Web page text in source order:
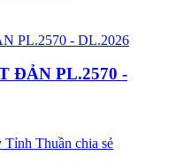
ĐẢN PL.2570 -